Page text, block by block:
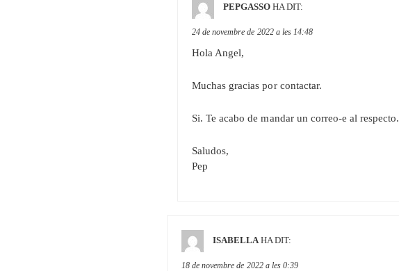
PEPGASSO HA DIT:
24 de novembre de 2022 a les 14:48
Hola Angel,
Muchas gracias por contactar.
Si. Te acabo de mandar un correo-e al respecto.
Saludos,
Pep
ISABELLA HA DIT:
18 de novembre de 2022 a les 0:39